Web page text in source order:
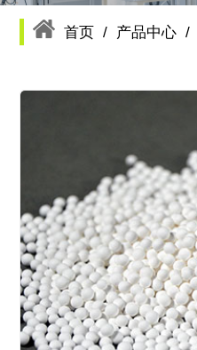
首页 / 产品中心 /